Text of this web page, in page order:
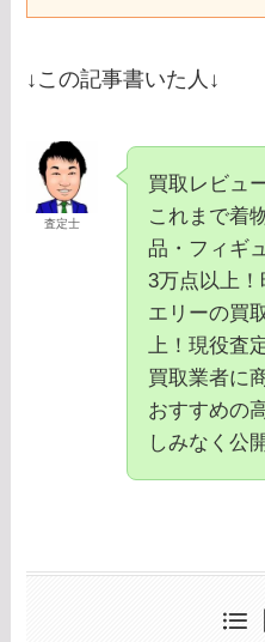
↓この記事書いた人↓
査定士
買取レビュ
これまで着
品・フィギ
3万点以上
エリーの買
上！現役査
買取業者に
おすすめの
しみなく公